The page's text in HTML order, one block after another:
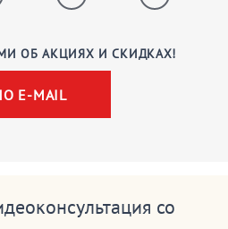
ОБ АКЦИЯХ И СКИДКАХ!
E-MAIL
со